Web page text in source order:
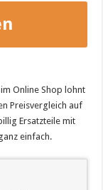
Online Shop lohnt
Preisvergleich auf
Ersatzteile mit
einfach.